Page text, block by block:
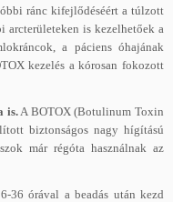
ránc kifejlődéséért a túlzott
arcterületeken is kezelhetőek a
a páciens óhajának
kezelés a kórosan fokozott
is.A BOTOX (Botulinum Toxin
biztonságos nagy hígítású
már régóta használnak az
36 órával a beadás után kezd